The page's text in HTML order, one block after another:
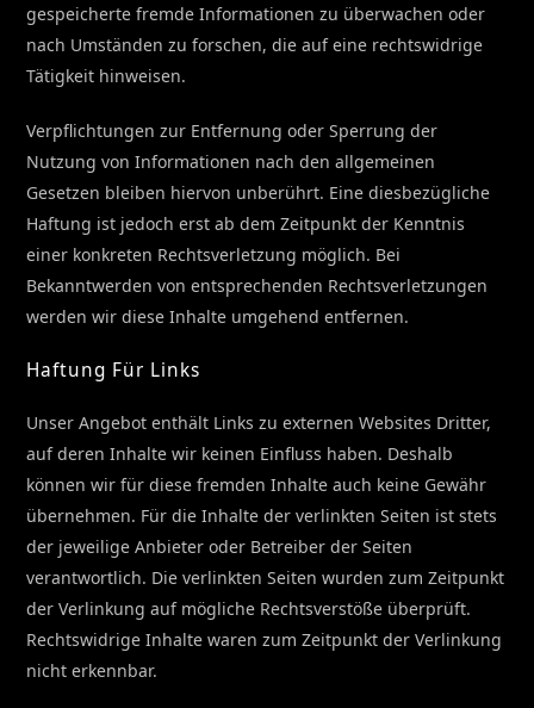
gespeicherte fremde Informationen zu überwachen oder
nach Umständen zu forschen, die auf eine rechtswidrige
Tätigkeit hinweisen.
Verpflichtungen zur Entfernung oder Sperrung der
Nutzung von Informationen nach den allgemeinen
Gesetzen bleiben hiervon unberührt. Eine diesbezügliche
Haftung ist jedoch erst ab dem Zeitpunkt der Kenntnis
einer konkreten Rechtsverletzung möglich. Bei
Bekanntwerden von entsprechenden Rechtsverletzungen
werden wir diese Inhalte umgehend entfernen.
Haftung Für Links
Unser Angebot enthält Links zu externen Websites Dritter,
auf deren Inhalte wir keinen Einfluss haben. Deshalb
können wir für diese fremden Inhalte auch keine Gewähr
übernehmen. Für die Inhalte der verlinkten Seiten ist stets
der jeweilige Anbieter oder Betreiber der Seiten
verantwortlich. Die verlinkten Seiten wurden zum Zeitpunkt
der Verlinkung auf mögliche Rechtsverstöße überprüft.
Rechtswidrige Inhalte waren zum Zeitpunkt der Verlinkung
nicht erkennbar.